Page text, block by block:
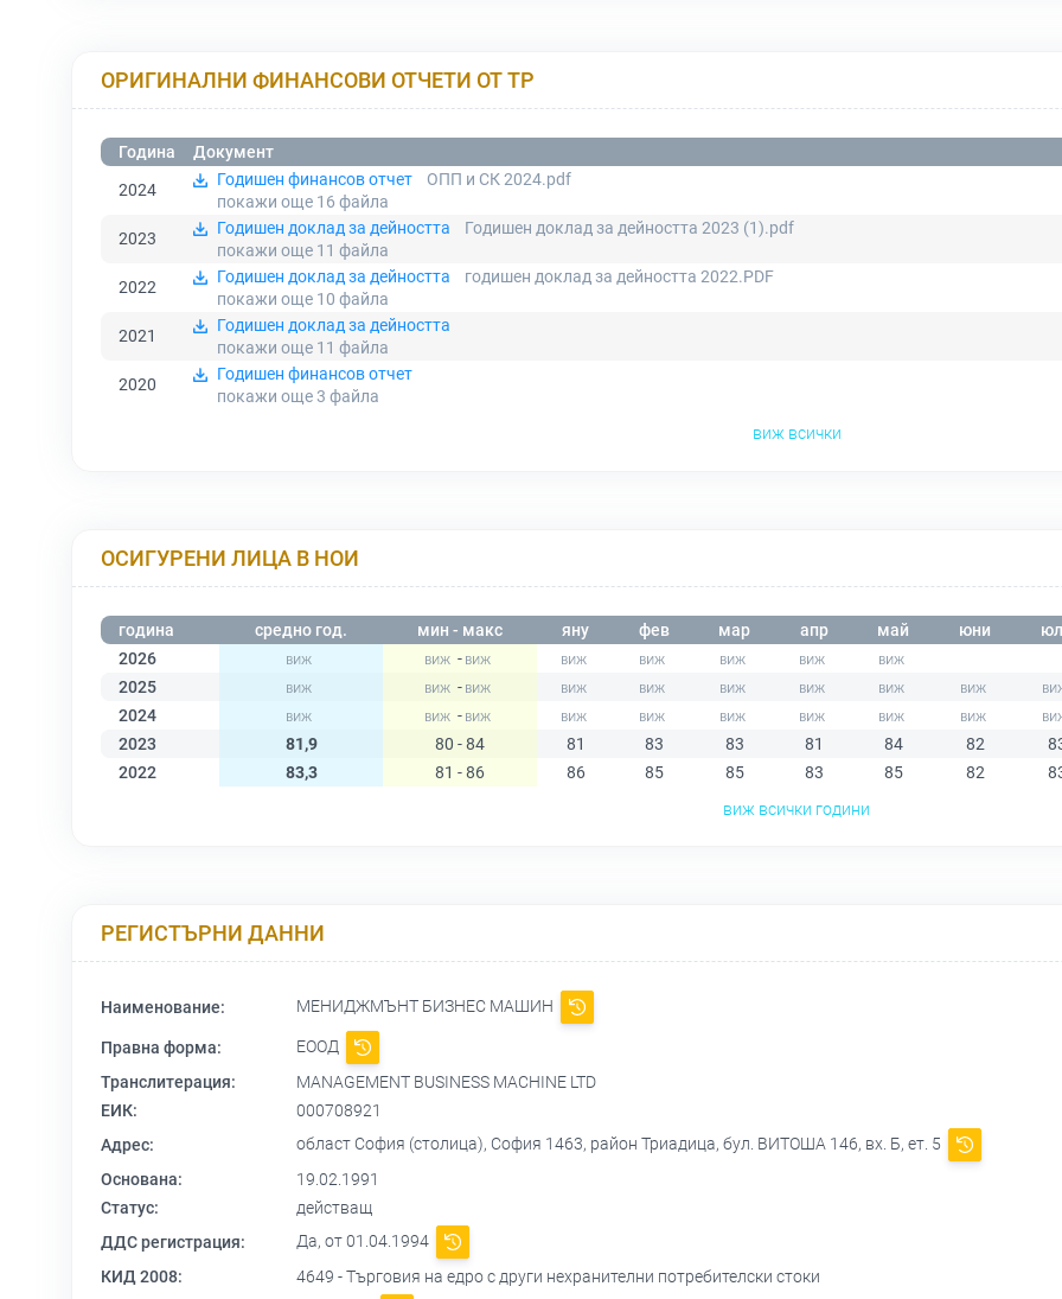
ОРИГИНАЛНИ ФИНАНСОВИ ОТЧЕТИ ОТ ТР
Година
Документ
2024
Годишен финансов отчет
ОПП и СК 2024.pdf
покажи още 16 файла
2023
Годишен доклад за дейността
Годишен доклад за дейността 2023 (1).pdf
покажи още 11 файла
2022
Годишен доклад за дейността
годишен доклад за дейността 2022.PDF
покажи още 10 файла
2021
Годишен доклад за дейността
покажи още 11 файла
2020
Годишен финансов отчет
покажи още 3 файла
виж всички
ОСИГУРЕНИ ЛИЦА В НОИ
година средно год. мин - макс яну фев мар апр май юни
2026
-
2025
-
2024
-
2023
81,9 80 - 84 81 83 83 81 84 82
2022
83,3 81 - 86 86 85 85 83 85 82
виж всички години
РЕГИСТЪРНИ ДАННИ
Наименование: МЕНИДЖМЪНТ БИЗНЕС МАШИН
Правна форма:
ЕООД
Транслитерация:
MANAGEMENT BUSINESS MACHINE LTD
ЕИК:
000708921
Адрес:
област София (столица), София 1463, район Триадица, бул. ВИТОША 146, вх. Б, ет. 5
Основана:
19.02.1991
Статус:
действащ
ДДС регистрация:
Да, от 01.04.1994
КИД 2008:
4649 - Търговия на едро с други нехранителни потребителски стоки